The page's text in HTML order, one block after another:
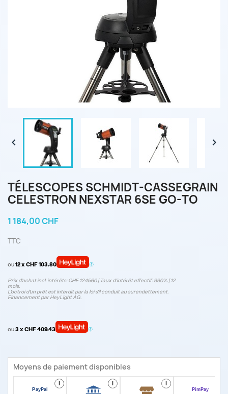
 
TÉLESCOPES SCHMIDT-CASSEGRAIN
CELESTRON NEXSTAR 6SE GO-TO
1 184,00 CHF
TTC
ou12 x CHF 103.80
Prix d’achat incl. intérêts: CHF 1245.60 | Taux d‘intérêt effectif: 9.90% | 12
mois.
L'octroi d'un prêt est interdit par la loi s'il conduit au surendettement.
Financement par HeyLight AG.
ou3 x CHF 409.43
Moyens de paiement disponibles
i i i